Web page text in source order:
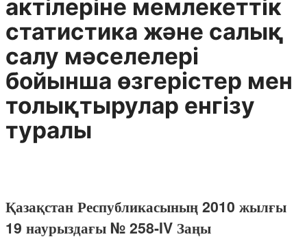
актілеріне мемлекеттік
статистика және салық
салу мәселелері
бойынша өзгерістер мен
толықтырулар енгізу
туралы
Қазақстан Республикасының 2010 жылғы
19 наурыздағы № 258-IV Заңы